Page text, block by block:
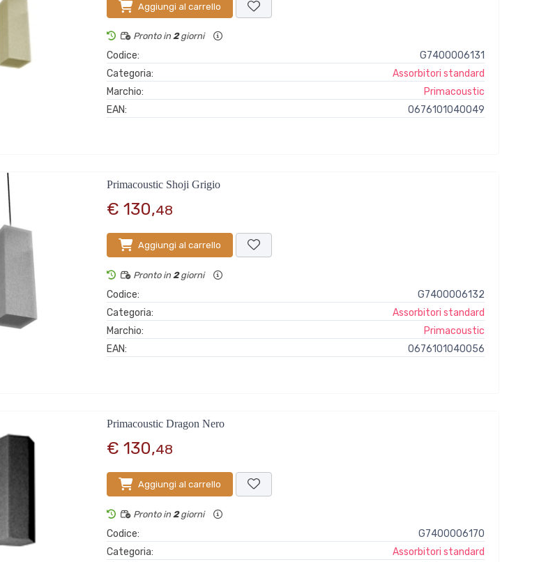
Aggiungi al carrello
Pronto in 2giorni
Codice:
G7400006131
Categoria:
Assorbitori standard
Marchio:
Primacoustic
EAN:
0676101040049
Primacoustic Shoji Grigio
€ 130,48
Aggiungi al carrello
Pronto in 2giorni
Codice:
G7400006132
Categoria:
Assorbitori standard
Marchio:
Primacoustic
EAN:
0676101040056
Primacoustic Dragon Nero
€ 130,48
Aggiungi al carrello
Pronto in 2giorni
Codice:
G7400006170
Categoria:
Assorbitori standard